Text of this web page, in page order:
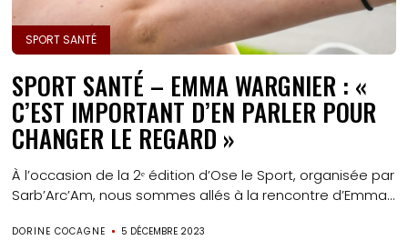
SPORT SANTÉ
SPORT SANTÉ – EMMA WARGNIER : «
C’EST IMPORTANT D’EN PARLER POUR
CHANGER LE REGARD »
À l’occasion de la 2ᵉ édition d’Ose le Sport, organisée par
Sarb’Arc’Am, nous sommes allés à la rencontre d’Emma...
DORINE COCAGNE 5 DÉCEMBRE 2023